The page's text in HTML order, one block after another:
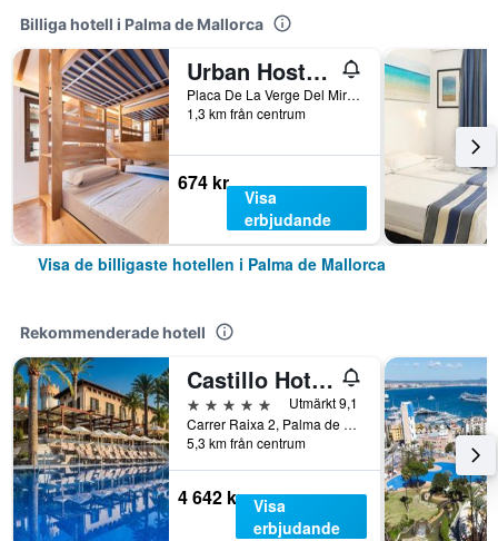
Billiga hotell i Palma de Mallorca
Urban Hostel Palma - Albergue Juvenil - Youth Hostel
Placa De La Verge Del Miracle 4, Palma de Mallorca, Mallorca, Spanien
1,3 km från centrum
674 kr
Visa
erbjudande
Visa de billigaste hotellen i Palma de Mallorca
Rekommenderade hotell
Castillo Hotel Son Vida, a Luxury Collection Hotel, Mallorca
5 stjärnor
Utmärkt 9,1
Carrer Raixa 2, Palma de Mallorca, Mallorca, Spanien
5,3 km från centrum
4 642 kr Visa
erbjudande